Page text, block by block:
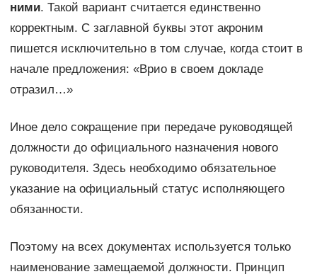
ними. Такой вариант считается единственно
корректным. С заглавной буквы этот акроним
пишется исключительно в том случае, когда стоит в
начале предложения: «Врио в своем докладе
отразил…»
Иное дело сокращение при передаче руководящей
должности до официального назначения нового
руководителя. Здесь необходимо обязательное
указание на официальный статус исполняющего
обязанности.
Поэтому на всех документах используется только
наименование замещаемой должности. Принцип